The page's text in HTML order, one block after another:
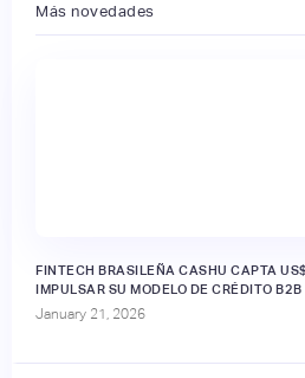
Más novedades
FINTECH BRASILEÑA CASHU CAPTA
IMPULSAR SU MODELO DE CRÉDITO B2B
January 21, 2026